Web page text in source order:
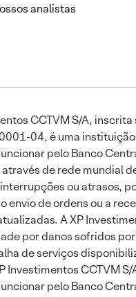
analistas
CCTVM S/A, inscrita
04, é uma
pelo Banco
de rede mundial
ou atrasos,
envio de ordens ou a
A XP
por danos sofridos
de serviços
Investimentos CCTVM
pelo Banco